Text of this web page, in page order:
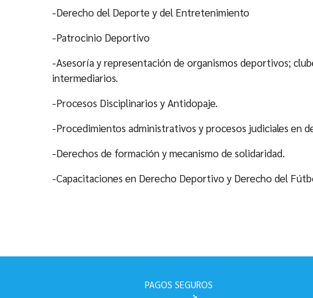
-Derecho del Deporte y del Entretenimiento
-Patrocinio Deportivo
-Asesoría y representación de organismos deportivos;
intermediarios.
-Procesos Disciplinarios y Antidopaje.
-Procedimientos administrativos y procesos judiciales en
-Derechos de formación y mecanismo de solidaridad.
-Capacitaciones en Derecho Deportivo y Derecho del
PAGOS SEGUROS